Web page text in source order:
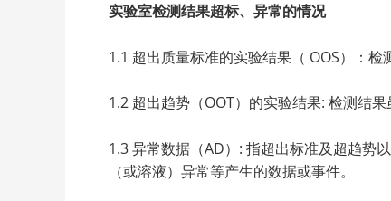
实验室检测结果超标、异常的情况
1.1 超出质量标准的实验结果（ OOS）：
1.2 超出趋势（OOT）的实验结果: 检测结
1.3 异常数据（AD）: 指超出标准及超趋势
（或溶液）异常等产生的数据或事件。